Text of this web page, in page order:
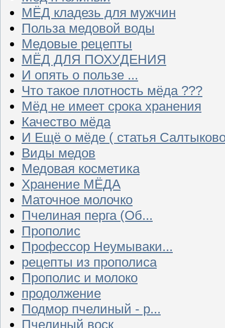
МЁД кладезь для мужчин
Польза медовой воды
Медовые рецепты
МЁД ДЛЯ ПОХУДЕНИЯ
И опять о пользе ...
Что такое плотность мёда ???
Мёд не имеет срока хранения
Качество мёда
И Ещё о мёде ( статья
Виды медов
Медовая косметика
Хранение МЁДА
Маточное молочко
Пчелиная перга (Об...
Прополис
Профессор Неумываки...
рецепты из прополиса
Прополис и молоко
продолжение
Подмор пчелиный - р...
Пчелиный воск